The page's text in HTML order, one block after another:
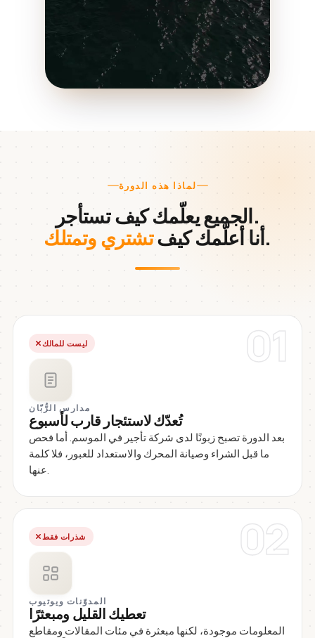
لماذا هذه الدورة
الجميع يعلّمك كيف تستأجر.
أنا أعلّمك كيفتشتري وتمتلك .
01 ليست للمالك
مدارس الرُّبّان
تُعدّك لاستئجار قارب لأسبوع
بعد الدورة تصبح زبونًا لدى شركة تأجير في الموسم. أما فحص
ما قبل الشراء وصيانة المحرك والاستعداد للعبور، فلا كلمة
02 شذرات فقط
المدوّنات ويوتيوب
تعطيك القليل ومبعثرًا
المعلومات موجودة، لكنها مبعثرة في مئات المقالات ومقاطع